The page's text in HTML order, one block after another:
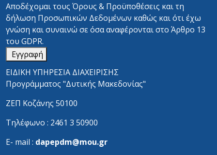
Αποδέχομαι τους Όρους & Προϋποθέσεις και τη
δήλωση Προσωπικών Δεδομένων καθώς και ότι έχω
γνώση και συναινώ σε όσα αναφέρονται στο Άρθρο 13
του GDPR.
Εγγραφή
ΕΙΔΙΚΗ ΥΠΗΡΕΣΙΑ ΔΙΑΧΕΙΡΙΣΗΣ
Προγράμματος "Δυτικής Μακεδονίας"
ΖΕΠ Κοζάνης 50100
Τηλέφωνο : 2461 3 50900
Ε- mail : dapepdm@mou.gr